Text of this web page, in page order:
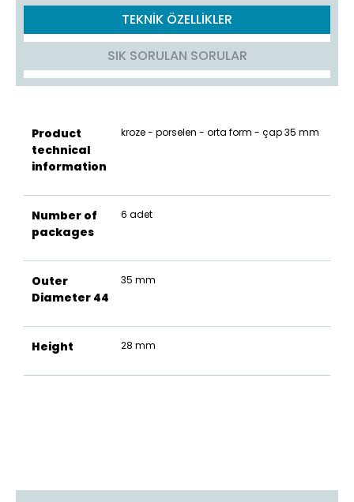
TEKNİK ÖZELLİKLER
SIK SORULAN SORULAR
Product
technical
information
kroze - porselen - orta form - çap 35 mm
Number of
packages
6 adet
Outer
Diameter 44
35 mm
Height 28 mm